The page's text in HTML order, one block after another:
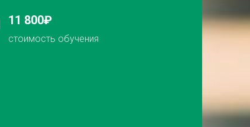
11 800₽
стоимость обучения